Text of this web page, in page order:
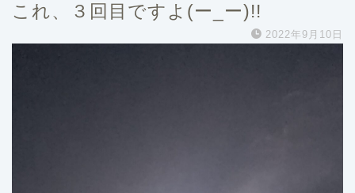
これ、３回目ですよ(ー_ー)!!
2022年9月10日